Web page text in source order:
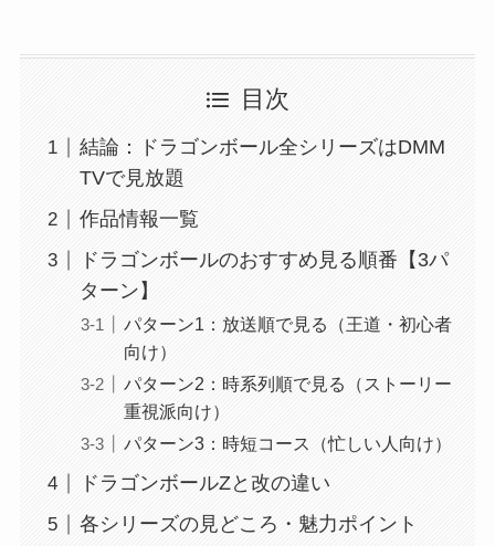
目次
結論：ドラゴンボール全シリーズはDMM
TVで見放題
作品情報一覧
ドラゴンボールのおすすめ見る順番【3パ
ターン】
パターン1：放送順で見る（王道・初心者
向け）
パターン2：時系列順で見る（ストーリー
重視派向け）
パターン3：時短コース（忙しい人向け）
ドラゴンボールZと改の違い
各シリーズの見どころ・魅力ポイント